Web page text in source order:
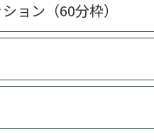
ン（60分枠）